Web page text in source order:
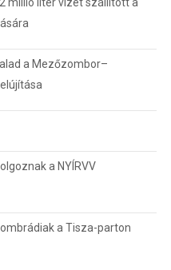
millió liter vizet szállított a
a Mezőzombor–
a NYÍRVV
a Tisza-parton